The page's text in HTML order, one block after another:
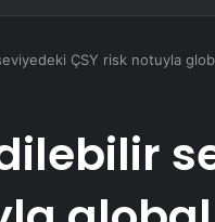
ÇSY risk notuyla